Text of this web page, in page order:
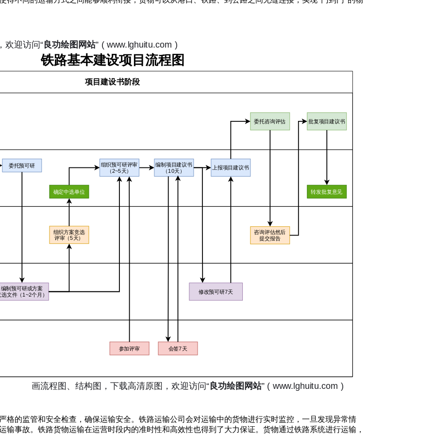
格的监管和安全检查，确保运输安全。铁路运输公司会对运输中的货物进行实时监控，一旦发现异常情
输事故。铁路货物运输在运营时段内的准时性和高效性也得到了大力保证。货物通过铁路系统进行运输，